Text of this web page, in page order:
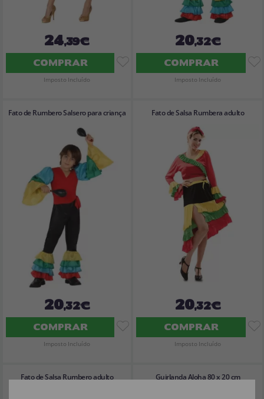
24,39€
COMPRAR
Imposto Incluído
20,32€
COMPRAR
Imposto Incluído
Fato de Rumbero Salsero para criança
20,32€
COMPRAR
Imposto Incluído
Fato de Salsa Rumbera adulto
20,32€
COMPRAR
Imposto Incluído
Fato de Salsa Rumbero adulto Guirlanda Aloha 80 x 20 cm